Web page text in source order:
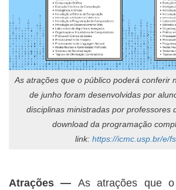
As atrações que o público poderá conferir
de junho foram desenvolvidas por
disciplinas ministradas por professores
download da programação
link: https://icmc.usp.br/e/
Atrações ― As atrações que